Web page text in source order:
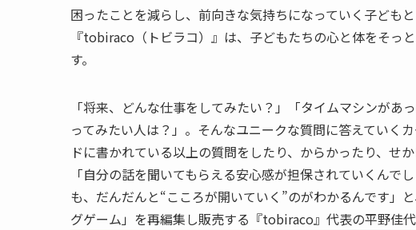
困ったことを減らし、前向きな気持ちになっていく子ども
『tobiraco（トビラコ）』は、子どもたちの心と体をそっ
す。
「将来、どんな仕事をしてみたい？」「タイムマシンが
ってみたい人は？」。そんなユニークな質問に答えていく
ドに書かれている以上の質問をしたり、からかったり、せ
「自分の話を聞いてもらえる安心感が担保されていくんで
も、だんだんと“こころが開いていく”のがわかるんです」
グゲーム」を再編集し販売する『tobiraco』代表の平野佳代